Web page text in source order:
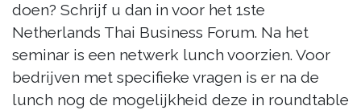
doen? Schrijf u dan in voor het 1ste
Netherlands Thai Business Forum. Na het
seminar is een netwerk lunch voorzien. Voor
bedrijven met specifieke vragen is er na de
lunch nog de mogelijkheid deze in roundtable